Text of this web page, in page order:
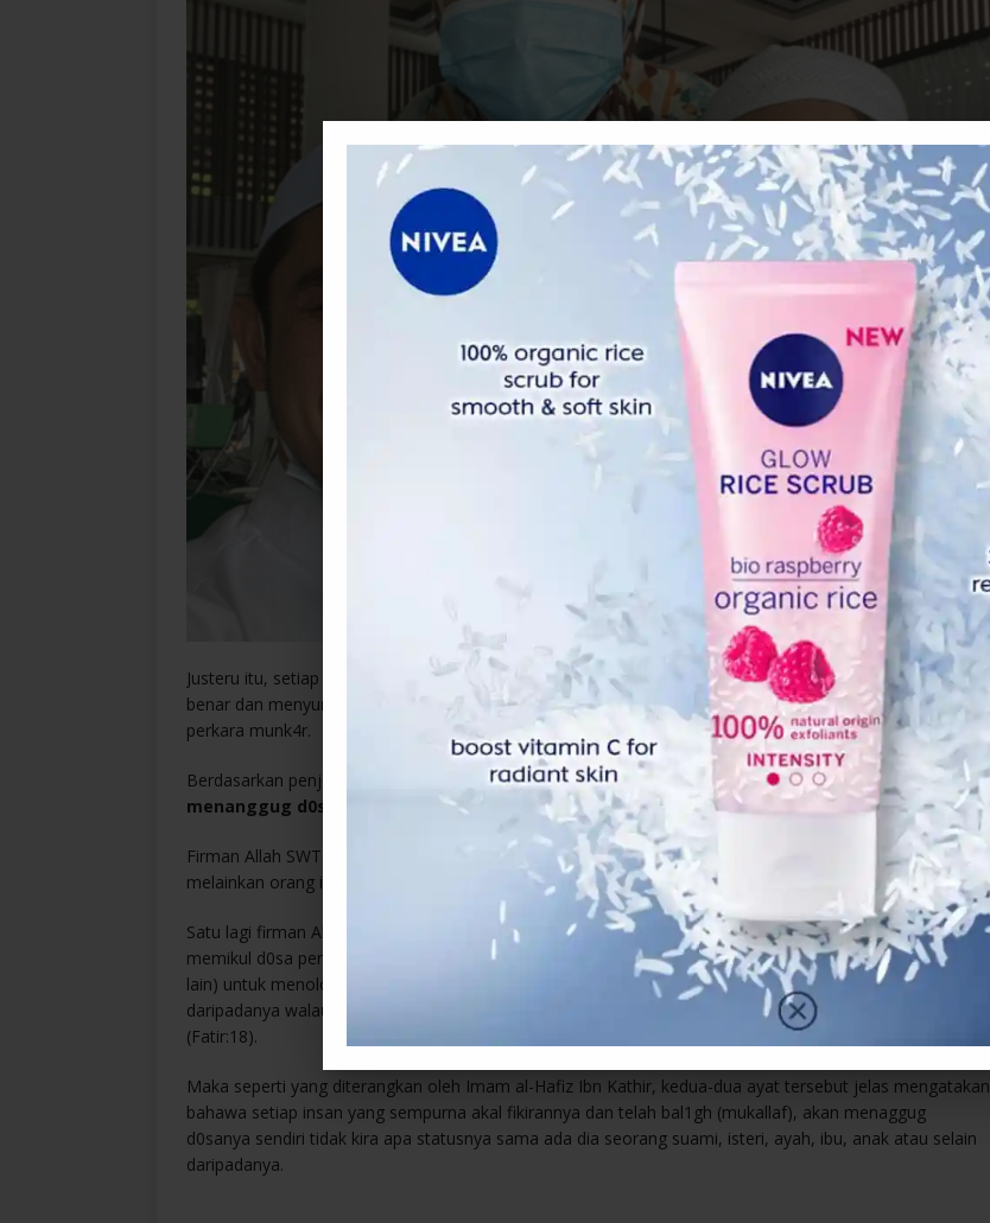
Justeru itu, setiap orang juga perlu menasihati ahli keluarga mereka dengan menunjukkan jalan yang
benar dan menyuruh mereka melakukan perkara yang ma’ruf serta menceg4h diri daripada melakukan
perkara munk4r.
Berdasarkan penjelasan tersebut, secara asalnya di dalam syara’ setiap insan itu tidak akan
menanggug d0sa orang lain melainkan d0sa mereka sendiri.
Firman Allah SWT yang bermaksud: “Dan tiadalah (kej4hatan) yang diusahakan oleh setiap orang itu
melainkan orang itu sahaja yang akan menanggug d0sanya.” (al-An’am:164).
Satu lagi firman Allah SWT yang bermaksud: “Dan (ketahuilah) bahawa seorang pemikul itu tidak akan
memikul d0sa perbuatan orang lain dan jika berat tanggugannya (dengan d0sa), lalu memanggil (orang
lain) untuk menolong agar dip1kul sama beb4nan tersebut, maka tidak akan dapat dip1kul sedikitpun
daripadanya walaupun orang yang meminta pertolongannya itu daripada kaum kerabatnya sendiri.”
(Fatir:18).
Maka seperti yang diterangkan oleh Imam al-Hafiz Ibn Kathir, kedua-dua ayat tersebut jelas mengatakan
bahawa setiap insan yang sempurna akal fikirannya dan telah bal1gh (mukallaf), akan menaggug
d0sanya sendiri tidak kira apa statusnya sama ada dia seorang suami, isteri, ayah, ibu, anak atau selain
daripadanya.